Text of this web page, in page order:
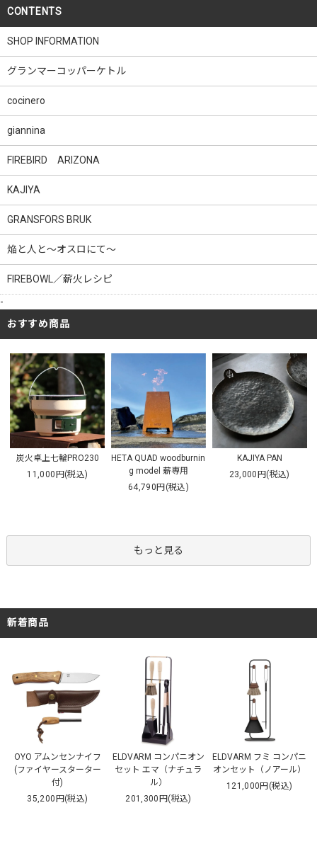
CONTENTS
SHOP INFORMATION
グランマーコッパーケトル
cocinero
giannina
FIREBIRD ARIZONA
KAJIYA
GRANSFORS BRUK
焔と人と～オスロにて～
FIREBOWL／薪火レシピ
-
おすすめ商品
炭火卓上七輪PRO230
11,000円(税込)
HETA QUAD woodburnin
g model 薪専用
64,790円(税込)
KAJIYA PAN
23,000円(税込)
もっと見る
新着商品
OYO アムンセンナイフ
(ファイヤースターター
付)
35,200円(税込)
ELDVARM コンパニオン
セット エマ（ナチュラ
ル）
201,300円(税込)
ELDVARM フミ コンパニ
オンセット（ノアール）
121,000円(税込)